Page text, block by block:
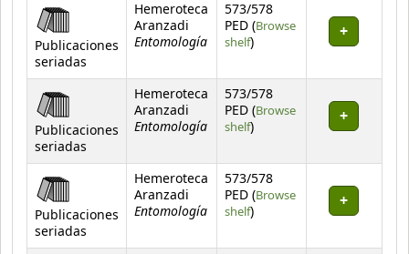
Publicaciones
seriadas
Hemeroteca
Aranzadi
Entomología
573/578
PED (Browse
shelf(Opens below)
)
Publicaciones
seriadas
Hemeroteca
Aranzadi
Entomología
573/578
PED (Browse
shelf(Opens below)
)
Publicaciones
seriadas
Hemeroteca
Aranzadi
Entomología
573/578
PED (Browse
shelf(Opens below)
)